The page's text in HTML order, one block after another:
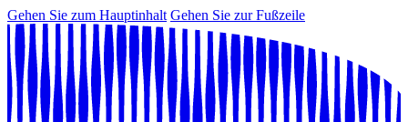
Gehen Sie zum Hauptinhalt Gehen Sie zur Fußzeile